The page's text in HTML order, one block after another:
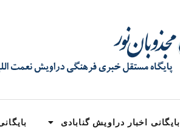
بایگانی اخبار دراویش گنابادی